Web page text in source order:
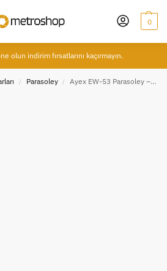
0
olun indirim fırsatlarını kaçırmayın.
/ Parasoley / Ayex EW-53 Parasoley – Canon EF-M 15-45mm f/3.5-6.3 IS STM ile Uyumlu | Işık Yansımalarını Azaltan Ters Takılabilir Tasarım